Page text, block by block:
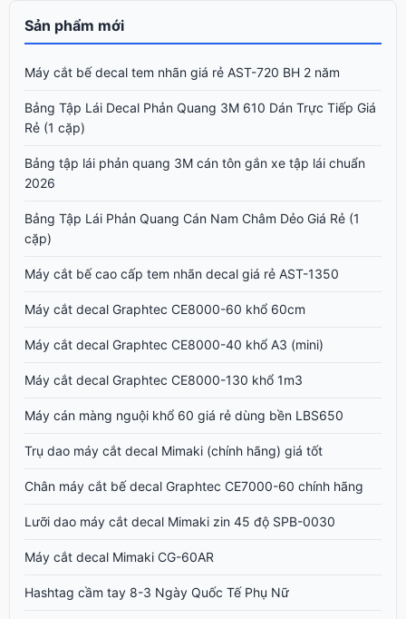
Sản phẩm mới
Máy cắt bế decal tem nhãn giá rẻ AST-720 BH 2 năm
Bảng Tập Lái Decal Phản Quang 3M 610 Dán Trực Tiếp Giá
Rẻ (1 cặp)
Bảng tập lái phản quang 3M cán tôn gắn xe tập lái chuẩn
2026
Bảng Tập Lái Phản Quang Cán Nam Châm Dẻo Giá Rẻ (1
cặp)
Máy cắt bế cao cấp tem nhãn decal giá rẻ AST-1350
Máy cắt decal Graphtec CE8000-60 khổ 60cm
Máy cắt decal Graphtec CE8000-40 khổ A3 (mini)
Máy cắt decal Graphtec CE8000-130 khổ 1m3
Máy cán màng nguội khổ 60 giá rẻ dùng bền LBS650
Trụ dao máy cắt decal Mimaki (chính hãng) giá tốt
Chân máy cắt bế decal Graphtec CE7000-60 chính hãng
Lưỡi dao máy cắt decal Mimaki zin 45 độ SPB-0030
Máy cắt decal Mimaki CG-60AR
Hashtag cầm tay 8-3 Ngày Quốc Tế Phụ Nữ